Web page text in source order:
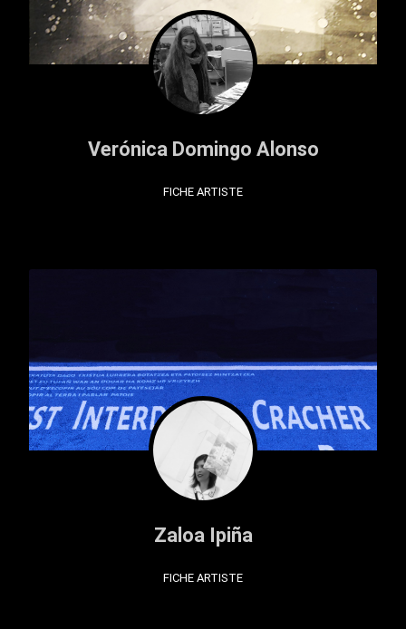
Verónica Domingo Alonso
FICHE ARTISTE
Zaloa Ipiña
FICHE ARTISTE